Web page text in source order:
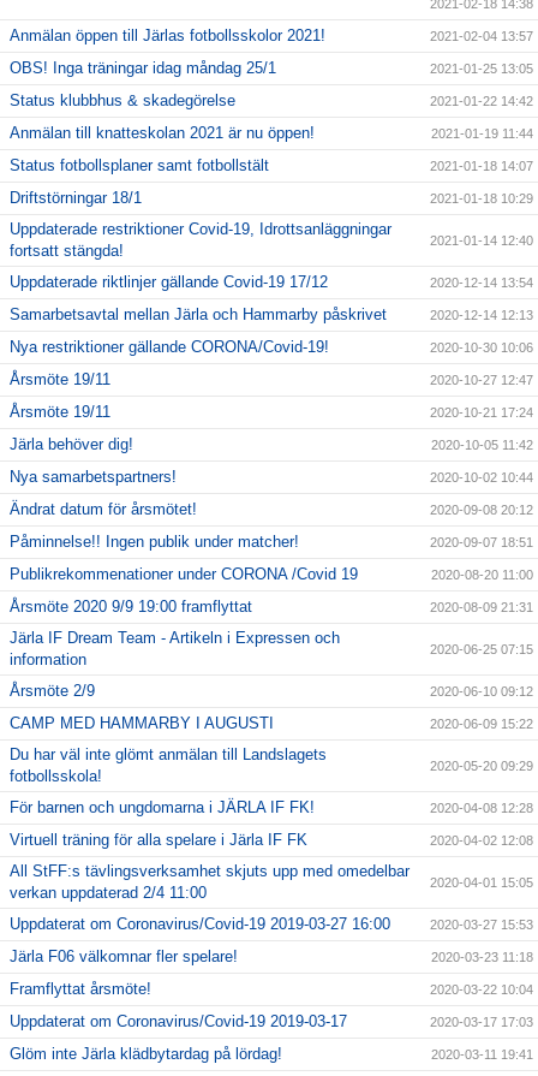
2021-02-18 14:38
Anmälan öppen till Järlas fotbollsskolor 2021! 2021-02-04 13:57
OBS! Inga träningar idag måndag 25/1 2021-01-25 13:05
Status klubbhus & skadegörelse 2021-01-22 14:42
Anmälan till knatteskolan 2021 är nu öppen! 2021-01-19 11:44
Status fotbollsplaner samt fotbollstält 2021-01-18 14:07
Driftstörningar 18/1 2021-01-18 10:29
Uppdaterade restriktioner Covid-19, Idrottsanläggningar
fortsatt stängda!
2021-01-14 12:40
Uppdaterade riktlinjer gällande Covid-19 17/12 2020-12-14 13:54
Samarbetsavtal mellan Järla och Hammarby påskrivet 2020-12-14 12:13
Nya restriktioner gällande CORONA/Covid-19! 2020-10-30 10:06
Årsmöte 19/11 2020-10-27 12:47
Årsmöte 19/11 2020-10-21 17:24
Järla behöver dig! 2020-10-05 11:42
Nya samarbetspartners! 2020-10-02 10:44
Ändrat datum för årsmötet! 2020-09-08 20:12
Påminnelse!! Ingen publik under matcher! 2020-09-07 18:51
Publikrekommenationer under CORONA /Covid 19 2020-08-20 11:00
Årsmöte 2020 9/9 19:00 framflyttat 2020-08-09 21:31
Järla IF Dream Team - Artikeln i Expressen och
information
2020-06-25 07:15
Årsmöte 2/9 2020-06-10 09:12
CAMP MED HAMMARBY I AUGUSTI 2020-06-09 15:22
Du har väl inte glömt anmälan till Landslagets
fotbollsskola!
2020-05-20 09:29
För barnen och ungdomarna i JÄRLA IF FK! 2020-04-08 12:28
Virtuell träning för alla spelare i Järla IF FK 2020-04-02 12:08
All StFF:s tävlingsverksamhet skjuts upp med omedelbar
verkan uppdaterad 2/4 11:00
2020-04-01 15:05
Uppdaterat om Coronavirus/Covid-19 2019-03-27 16:00 2020-03-27 15:53
Järla F06 välkomnar fler spelare! 2020-03-23 11:18
Framflyttat årsmöte! 2020-03-22 10:04
Uppdaterat om Coronavirus/Covid-19 2019-03-17 2020-03-17 17:03
Glöm inte Järla klädbytardag på lördag! 2020-03-11 19:41